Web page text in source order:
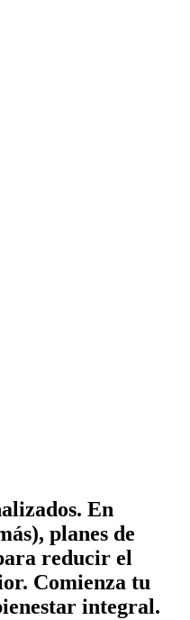
En
planes de
reducir el
Comienza tu
integral.